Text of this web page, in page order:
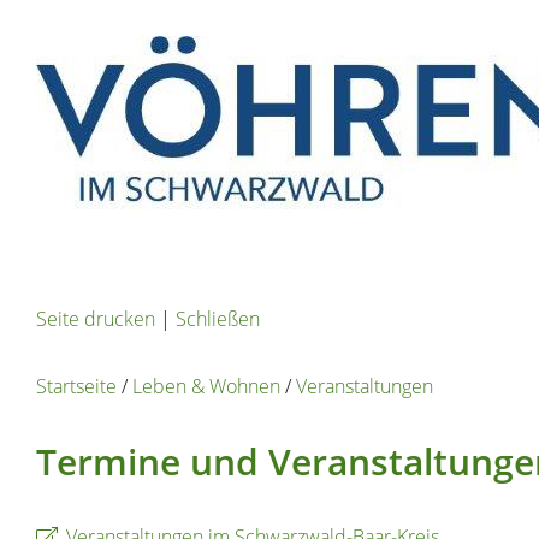
Seite drucken | Schließen
Startseite /Leben & Wohnen/Veranstaltungen
Termine und